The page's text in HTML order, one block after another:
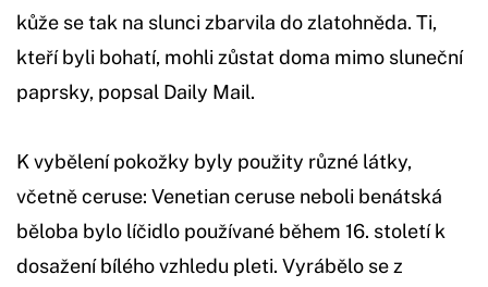
kůže se tak na slunci zbarvila do zlatohněda. Ti,
kteří byli bohatí, mohli zůstat doma mimo sluneční
paprsky, popsal Daily Mail.
K vybělení pokožky byly použity různé látky,
včetně ceruse: Venetian ceruse neboli benátská
běloba bylo líčidlo používané během 16. století k
dosažení bílého vzhledu pleti. Vyrábělo se z